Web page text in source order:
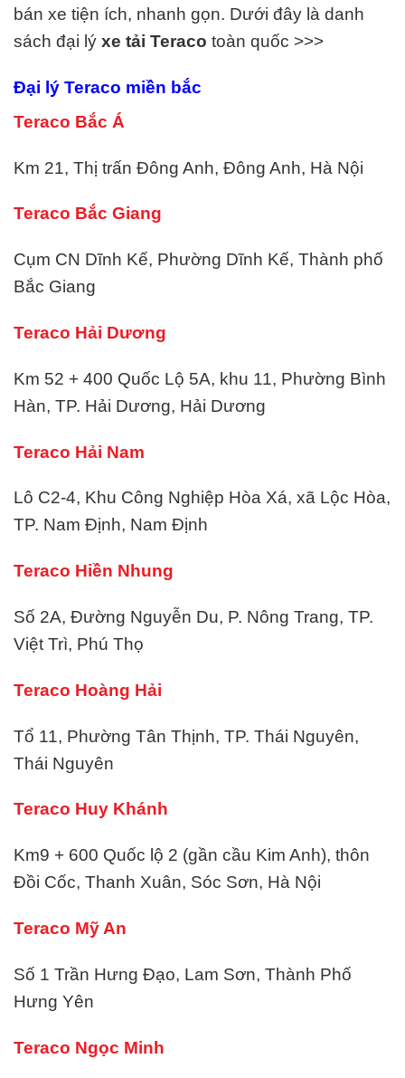
bán xe tiện ích, nhanh gọn. Dưới đây là danh
sách đại lý xe tải Teraco toàn quốc >>>
Đại lý Teraco miền bắc
Teraco Bắc Á
Km 21, Thị trấn Đông Anh, Đông Anh, Hà Nội
Teraco Bắc Giang
Cụm CN Dĩnh Kế, Phường Dĩnh Kế, Thành phố
Bắc Giang
Teraco Hải Dương
Km 52 + 400 Quốc Lộ 5A, khu 11, Phường Bình
Hàn, TP. Hải Dương, Hải Dương
Teraco Hải Nam
Lô C2-4, Khu Công Nghiệp Hòa Xá, xã Lộc Hòa,
TP. Nam Định, Nam Định
Teraco Hiền Nhung
Số 2A, Đường Nguyễn Du, P. Nông Trang, TP.
Việt Trì, Phú Thọ
Teraco Hoàng Hải
Tổ 11, Phường Tân Thịnh, TP. Thái Nguyên,
Thái Nguyên
Teraco Huy Khánh
Km9 + 600 Quốc lộ 2 (gần cầu Kim Anh), thôn
Đồi Cốc, Thanh Xuân, Sóc Sơn, Hà Nội
Teraco Mỹ An
Số 1 Trần Hưng Đạo, Lam Sơn, Thành Phố
Hưng Yên
Teraco Ngọc Minh